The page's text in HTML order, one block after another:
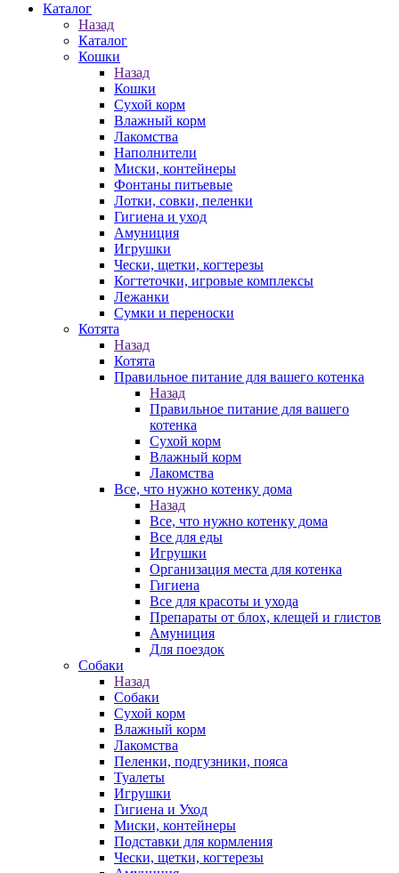
Каталог
Назад
Каталог
Кошки
Назад
Кошки
Сухой корм
Влажный корм
Лакомства
Наполнители
Миски, контейнеры
Фонтаны питьевые
Лотки, совки, пеленки
Гигиена и уход
Амуниция
Игрушки
Чески, щетки, когтерезы
Когтеточки, игровые комплексы
Лежанки
Сумки и переноски
Котята
Назад
Котята
Правильное питание для вашего котенка
Назад
Правильное питание для вашего
котенка
Сухой корм
Влажный корм
Лакомства
Все, что нужно котенку дома
Назад
Все, что нужно котенку дома
Все для еды
Игрушки
Организация места для котенка
Гигиена
Все для красоты и ухода
Препараты от блох, клещей и глистов
Амуниция
Для поездок
Собаки
Назад
Собаки
Сухой корм
Влажный корм
Лакомства
Пеленки, подгузники, пояса
Туалеты
Игрушки
Гигиена и Уход
Миски, контейнеры
Подставки для кормления
Чески, щетки, когтерезы